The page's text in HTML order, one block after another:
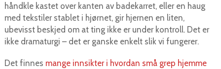
håndkle kastet over kanten av badekarret, eller en haug
med tekstiler stablet i hjørnet, gir hjernen en liten,
ubevisst beskjed om at ting ikke er under kontroll. Det er
ikke dramaturgi – det er ganske enkelt slik vi fungerer.
Det finnes mange innsikter i hvordan små grep hjemme